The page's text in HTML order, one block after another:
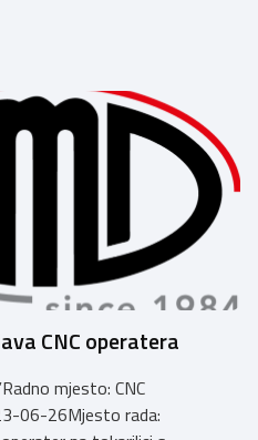
CNC operatera
mjesto: CNC
06-26Mjesto rada: